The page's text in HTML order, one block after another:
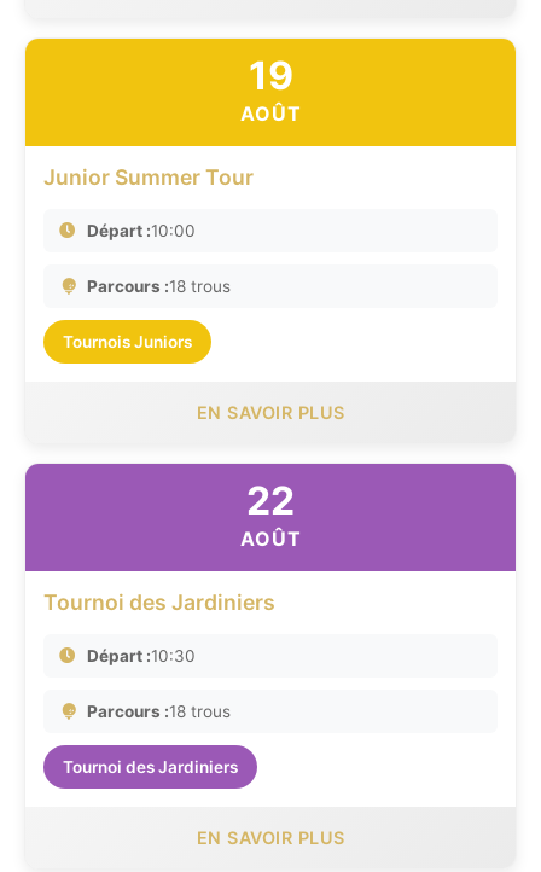
19
AOÛT
Junior Summer Tour
Départ :10:00
Parcours :18 trous
Tournois Juniors
EN SAVOIR PLUS
22
AOÛT
Tournoi des Jardiniers
Départ :10:30
Parcours :18 trous
Tournoi des Jardiniers
EN SAVOIR PLUS